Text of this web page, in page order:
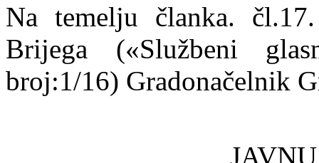
Na temelju članka.
Brijega («Službeni
broj:1/16) Gradonačelnik